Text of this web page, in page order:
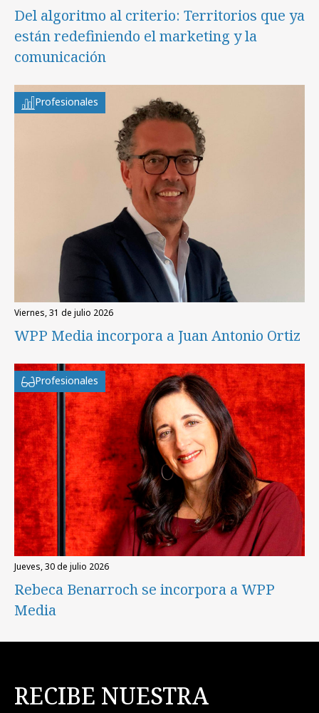
Del algoritmo al criterio: Territorios que ya
están redefiniendo el marketing y la
comunicación
Profesionales
viernes, 31 de julio 2026
WPP Media incorpora a Juan Antonio Ortiz
Profesionales
jueves, 30 de julio 2026
Rebeca Benarroch se incorpora a WPP
Media
RECIBE NUESTRA